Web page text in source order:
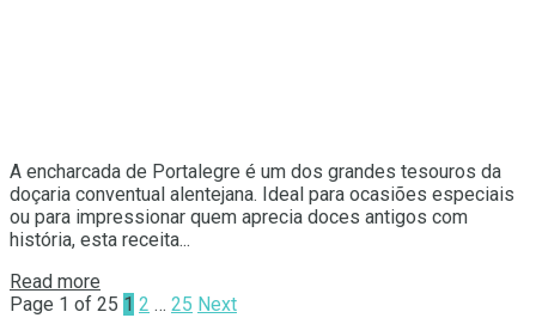
A encharcada de Portalegre é um dos grandes tesouros da
doçaria conventual alentejana. Ideal para ocasiões especiais
ou para impressionar quem aprecia doces antigos com
história, esta receita...
Read more
Page 1 of 25 1 2 … 25 Next